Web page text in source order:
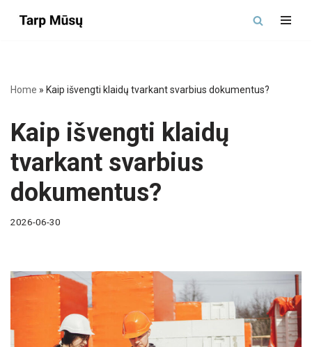
Home » Kaip išvengti klaidų tvarkant svarbius dokumentus?
Kaip išvengti klaidų
tvarkant svarbius
dokumentus?
2026-06-30